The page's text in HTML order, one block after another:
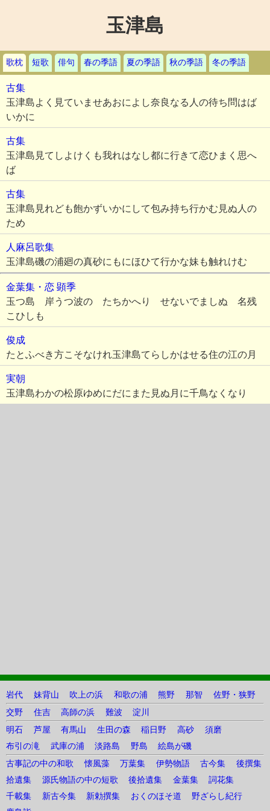
玉津島
歌枕 短歌 俳句 春の季語 夏の季語 秋の季語 冬の季語
古集
玉津島よく見ていませあおによし奈良なる人の待ち問はば
いかに
古集
玉津島見てしよけくも我れはなし都に行きて恋ひまく思へ
ば
古集
玉津島見れども飽かずいかにして包み持ち行かむ見ぬ人の
ため
人麻呂歌集
玉津島磯の浦廻の真砂にもにほひて行かな妹も触れけむ
金葉集・恋 顕季
玉つ島 岸うつ波の たちかへり せないでましぬ 名残
こひしも
俊成
たとふべき方こそなけれ玉津島てらしかはせる住の江の月
実朝
玉津島わかの松原ゆめにだにまた見ぬ月に千鳥なくなり
岩代 妹背山 吹上の浜 和歌の浦 熊野 那智
佐野・狭野
交野
住吉 高師の浜 難波
淀川
明石
芦屋 有馬山 生田の森 稲日野 高砂
須磨
布引の滝
武庫の浦 淡路島 野島
絵島が磯
古事記の中の和歌
懐風藻 万葉集 伊勢物語 古今集
後撰集
拾遺集
源氏物語の中の短歌 後拾遺集 金葉集
詞花集
千載集
新古今集 新勅撰集 おくのほそ道
野ざらし紀行